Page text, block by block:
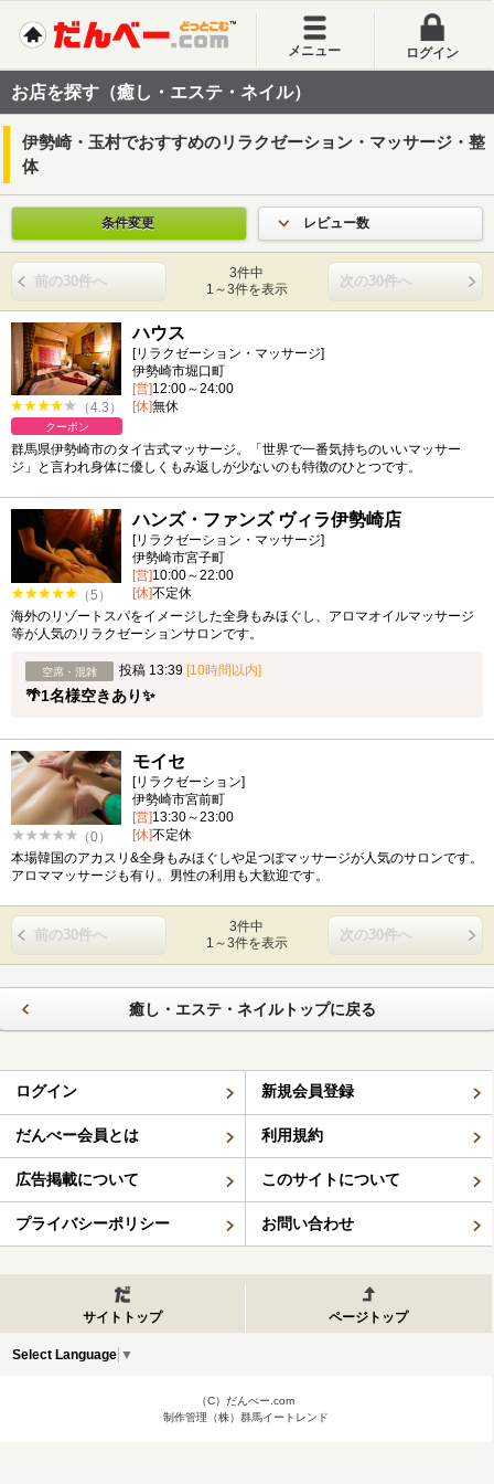
メニュー ログイン
お店を探す（癒し・エステ・ネイル）
伊勢崎・玉村でおすすめのリラクゼーション・マッサージ・整
体
条件変更 レビュー数
前の30件へ
3件中
1～3件を表示
次の30件へ
（4.3）
クーポン
ハウス
[リラクゼーション・マッサージ]
伊勢崎市堀口町
[営]12:00～24:00
[休]無休
群馬県伊勢崎市のタイ古式マッサージ。「世界で一番気持ちのいいマッサー
ジ」と言われ身体に優しくもみ返しが少ないのも特徴のひとつです。
（5）
ハンズ・ファンズ ヴィラ伊勢崎店
[リラクゼーション・マッサージ]
伊勢崎市宮子町
[営]10:00～22:00
[休]不定休
海外のリゾートスパをイメージした全身もみほぐし、アロマオイルマッサージ
等が人気のリラクゼーションサロンです。
空席・混雑 投稿 13:39 [10時間以内]
🌴1名様空きあり✨
（0）
モイセ
[リラクゼーション]
伊勢崎市宮前町
[営]13:30～23:00
[休]不定休
本場韓国のアカスリ&全身もみほぐしや足つぼマッサージが人気のサロンです。
アロママッサージも有り。男性の利用も大歓迎です。
前の30件へ
3件中
1～3件を表示
次の30件へ
癒し・エステ・ネイルトップに戻る
ログイン 新規会員登録
だんべー会員とは 利用規約
広告掲載について このサイトについて
プライバシーポリシー お問い合わせ
サイトトップ ページトップ
Select Language ▼
（C）だんべー.com
制作管理（株）群馬イートレンド